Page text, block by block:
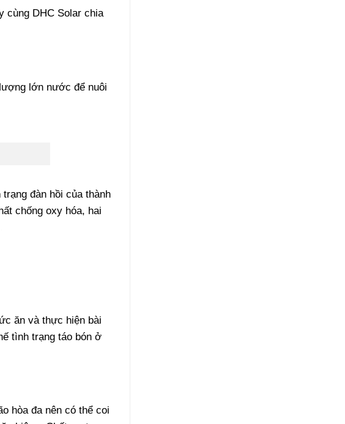
cùng DHC Solar chia
lớn nước để nuôi
đàn hồi của thành
chống oxy hóa, hai
ăn và thực hiện bài
tình trạng táo bón ở
hòa đa nên có thể coi